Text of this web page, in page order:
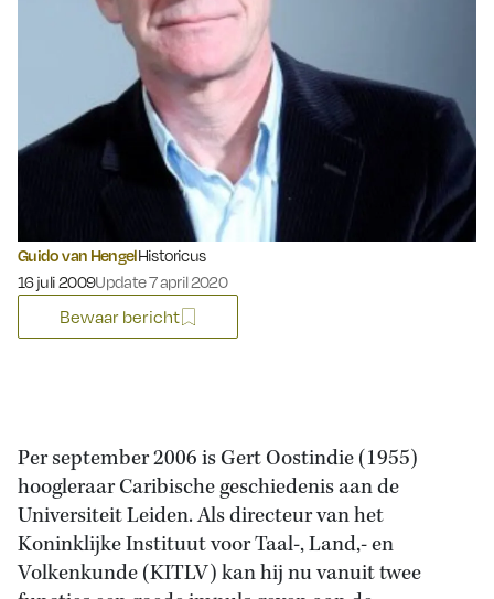
Guido van HengelHistoricus
Gepubliceerd op:
16 juli 2009Update 7 april 2020
Bewaar bericht
Per september 2006 is Gert Oostindie (1955)
hoogleraar Caribische geschiedenis aan de
Universiteit Leiden. Als directeur van het
Koninklijke Instituut voor Taal-, Land,- en
Volkenkunde (KITLV) kan hij nu vanuit twee